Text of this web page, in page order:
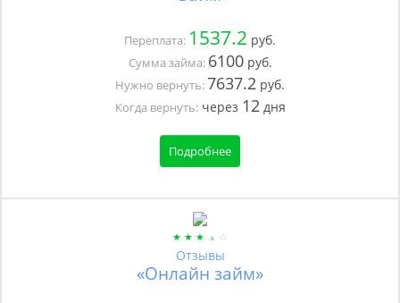
Переплата: 1537.2 руб.
Сумма займа: 6100руб.
Нужно вернуть:7637.2 руб.
Когда вернуть:через 12дня
Подробнее
Отзывы
«Онлайн займ»